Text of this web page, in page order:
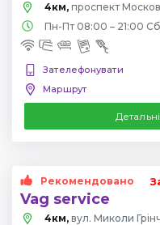
4км, проспект
Пн-Пт 08:00 – 21:00
Зателефонувати
Маршрут
Рекомендовано
Vag service
4км, вул. Миколи